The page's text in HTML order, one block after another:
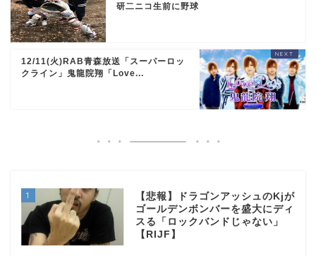
研二ニコ生前に野球
12/11(火)RAB青森放送「スーパーロッ
クライン」鬼龍院翔「Love...
1
【悲報】ドラゴンアッシュのKjが
ゴールデンボンバーを盛大にディ
スる「ロックバンドじゃない」
【RIJF】